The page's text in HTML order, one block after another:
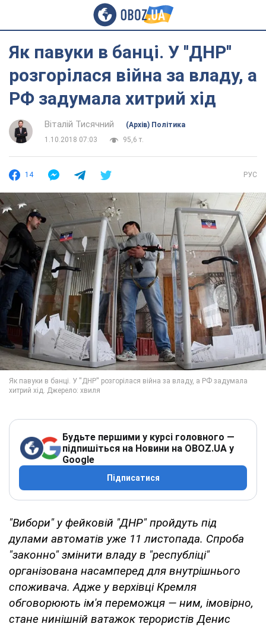
Як павуки в банці. У ''ДНР''
розгорілася війна за владу, а
РФ задумала хитрий хід
Віталій Тисячний
(Архів) Політика
1.10.2018 07:03
95,6 т.
14 РУС
Будьте першими у курсі головного —
підпишіться на Новини на OBOZ.UA у
Google
Підписатися
"Вибори" у фейковій "ДНР" пройдуть під
дулами автоматів уже 11 листопада. Спроба
"законно" змінити владу в "республіці"
організована насамперед для внутрішнього
споживача. Адже у верхівці Кремля
обговорюють ім'я переможця — ним, імовірно,
стане нинішній ватажок терористів Денис